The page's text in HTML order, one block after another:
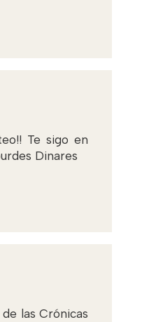
Te sigo en
Dinares
las Crónicas